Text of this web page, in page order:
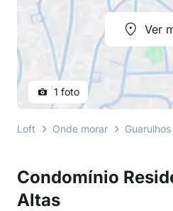
Condomínio
Altas
Ver
1 foto
Loft Onde morar Guarulhos